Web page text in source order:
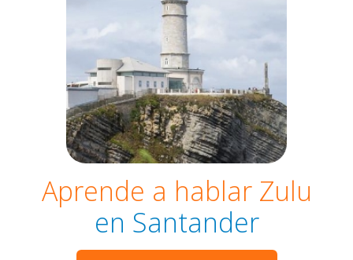
Aprende a hablar Zulu
en Santander